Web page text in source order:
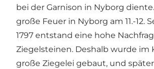
bei der Garnison in Nyborg
große Feuer in Nyborg am 11.-12.
1797 entstand eine hohe
Ziegelsteinen. Deshalb wurde im
große Ziegelei gebaut, und